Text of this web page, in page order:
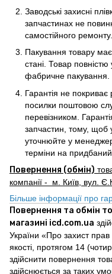
Заводські захисні
запчастинах не
самостійного ремонту.
Пакування товару
стані. Товар
фабричне пакування.
Гарантія не
посилки поштовою
перевізником.
запчастин, тому, щоб
уточнюйте у
терміни на придбаний
Повернення (обмін)
компанії - м. Київ, вул.
Більше інформації про
Повернення та обмін
магазині icd.com.ua
України «Про захист
якості, протягом 14
здійснити повернення
здійснюється за таких